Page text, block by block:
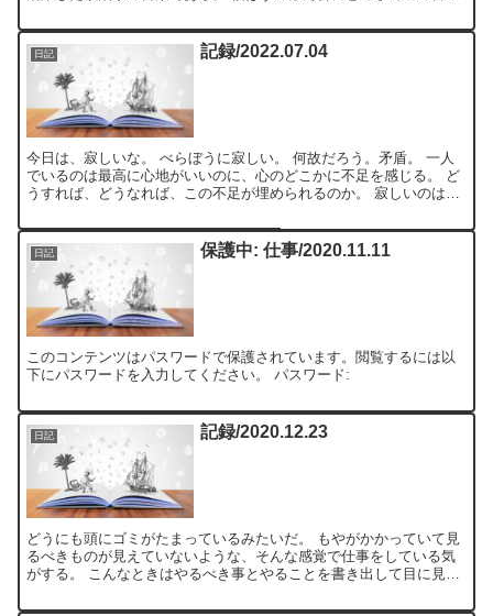
日記 記録/2022.07.04
今日は、寂しいな。 べらぼうに寂しい。 何故だろう。矛盾。 一人
でいるのは最高に心地がいいのに、心のどこかに不足を感じる。 ど
うすれば、どうなれば、この不足が埋められるのか。 寂しいのは、
日記 保護中: 仕事/2020.11.11
このコンテンツはパスワードで保護されています。閲覧するには以
下にパスワードを入力してください。 パスワード:
日記 記録/2020.12.23
どうにも頭にゴミがたまっているみたいだ。 もやがかかっていて見
るべきものが見えていないような、そんな感覚で仕事をしている気
がする。 こんなときはやるべき事とやることを書き出して目に見え